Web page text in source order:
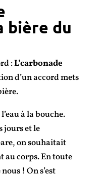
bière du
:L’carbonade
d’un accord mets
à la bouche.
jours et le
on souhaitait
corps. En toute
! On s’est